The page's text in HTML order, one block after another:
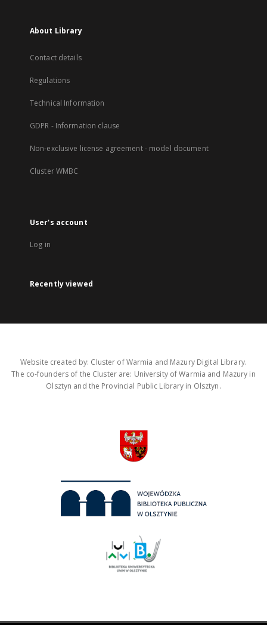
About Library
Contact details
Regulations
Technical Information
GDPR - Information clause
Non-exclusive license agreement - model document
Cluster WMBC
User's account
Log in
Recently viewed
Website created by: Cluster of Warmia and Mazury Digital Library.
The co-founders of the Cluster are: University of Warmia and Mazury in
Olsztyn and the Provincial Public Library in Olsztyn.